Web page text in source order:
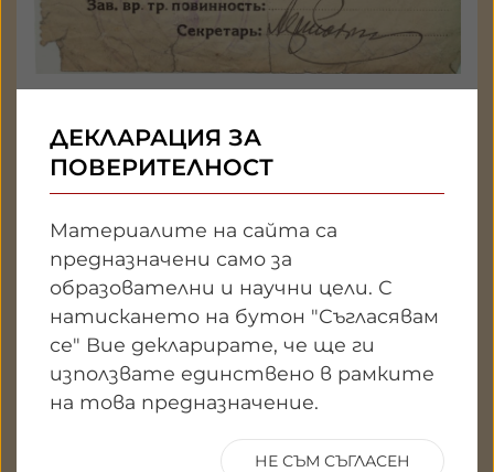
Устав на СБП
а 3142 - 88
Държател: Национален
литературен музей
ГАЛЕРИЯ
ДЕКЛАРАЦИЯ ЗА
ПОВЕРИТЕЛНОСТ
Материалите на сайта са
предназначени само за
образователни и научни цели. С
натискането на бутон "Съгласявам
се" Вие декларирате, че ще ги
използвате единствено в рамките
на това предназначение.
НЕ СЪМ СЪГЛАСЕН